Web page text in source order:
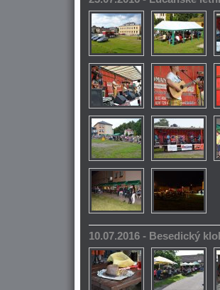
10.07.2016 - Besedický